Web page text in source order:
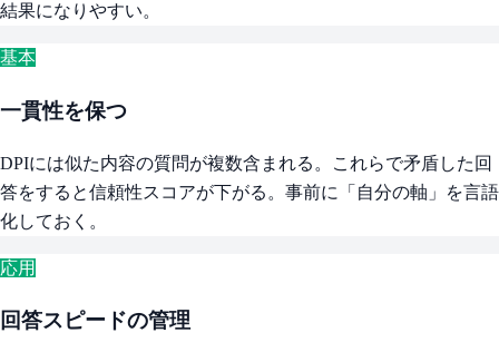
結果になりやすい。
基本
一貫性を保つ
DPIには似た内容の質問が複数含まれる。これらで矛盾した回
答をすると信頼性スコアが下がる。事前に「自分の軸」を言語
化しておく。
応用
回答スピードの管理